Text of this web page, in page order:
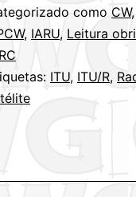
como CW,
, IARU, Leitura
ITU, ITU/R,